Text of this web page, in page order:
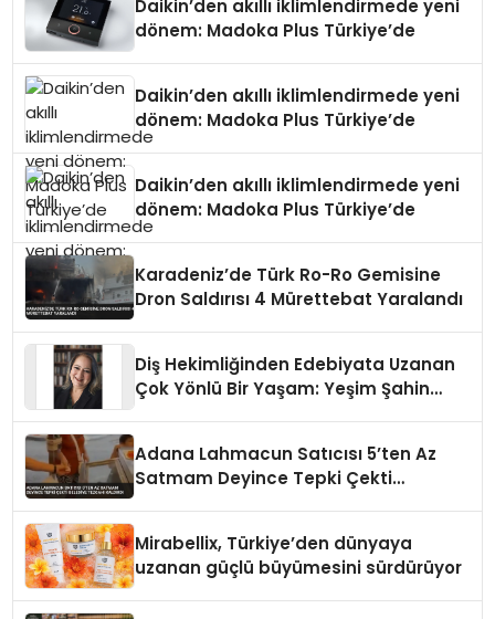
Daikin’den akıllı iklimlendirmede yeni
dönem: Madoka Plus Türkiye’de
Daikin’den akıllı iklimlendirmede yeni
dönem: Madoka Plus Türkiye’de
Daikin’den akıllı iklimlendirmede yeni
dönem: Madoka Plus Türkiye’de
Karadeniz’de Türk Ro-Ro Gemisine
Dron Saldırısı 4 Mürettebat Yaralandı
Diş Hekimliğinden Edebiyata Uzanan
Çok Yönlü Bir Yaşam: Yeşim Şahin
Adana Lahmacun Satıcısı 5’ten Az
Satmam Deyince Tepki Çekti
Mirabellix, Türkiye’den dünyaya
uzanan güçlü büyümesini sürdürüyor